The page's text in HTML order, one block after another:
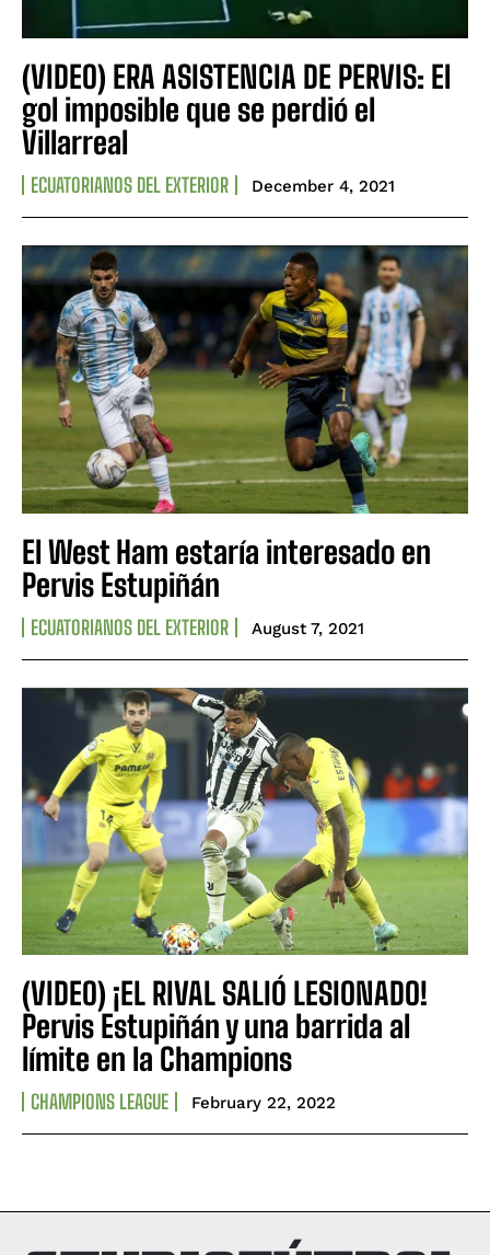
(VIDEO) ERA ASISTENCIA DE PERVIS: El
gol imposible que se perdió el
Villarreal
ECUATORIANOS DEL EXTERIOR December 4, 2021
El West Ham estaría interesado en
Pervis Estupiñán
ECUATORIANOS DEL EXTERIOR August 7, 2021
(VIDEO) ¡EL RIVAL SALIÓ LESIONADO!
Pervis Estupiñán y una barrida al
límite en la Champions
CHAMPIONS LEAGUE February 22, 2022